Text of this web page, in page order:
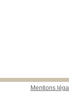
Mentions